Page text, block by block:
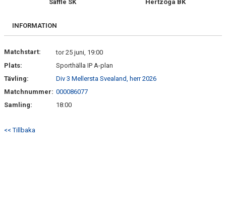
FRISPARKEN
MATCHER
KONTAKTER & LAG
SPONSORER
Säffle SK Hertzöga BK
INFORMATION
Matchstart:
tor 25 juni, 19:00
Plats:
Sporthälla IP A-plan
Tävling:
Div 3 Mellersta Svealand, herr 2026
Matchnummer: 000086077
Samling:
18:00
<< Tillbaka